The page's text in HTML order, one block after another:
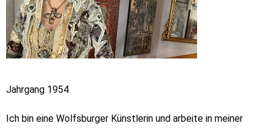
Jahrgang 1954
Ich bin eine Wolfsburger Künstlerin und arbeite in meiner